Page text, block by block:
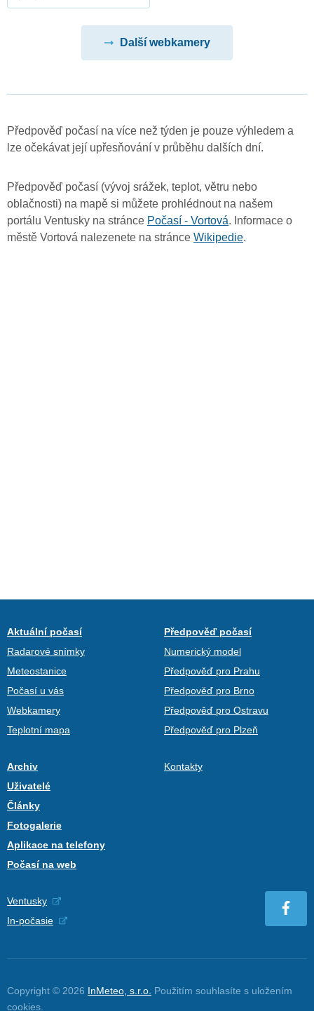
Další webkamery
Předpověď počasí na více než týden je pouze výhledem a
lze očekávat její upřesňování v průběhu dalších dní.
Předpověď počasí (vývoj srážek, teplot, větru nebo
oblačnosti) na mapě si můžete prohlédnout na našem
portálu Ventusky na stránce Počasí - Vortová. Informace o
městě Vortová nalezenete na stránce Wikipedie.
Aktuální počasí
Radarové snímky
Meteostanice
Počasí u vás
Webkamery
Teplotní mapa
Předpověď počasí
Numerický model
Předpověď pro Prahu
Předpověď pro Brno
Předpověď pro Ostravu
Předpověď pro Plzeň
Archiv
Uživatelé
Články
Fotogalerie
Aplikace na telefony
Počasí na web
Kontakty
Ventusky
In-počasie
Copyright © 2026 InMeteo, s.r.o. Použitím souhlasíte s uložením
cookies